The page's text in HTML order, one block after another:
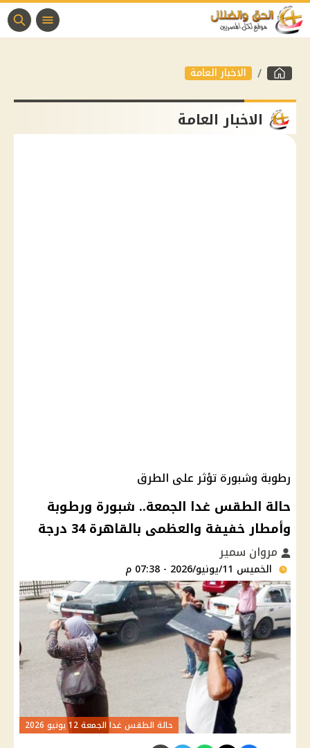
الاخبار العامة
الاخبار العامة
رطوبة وشبورة تؤثر على الطرق
حالة الطقس غدا الجمعة.. شبورة ورطوبة
وأمطار خفيفة والعظمى بالقاهرة 34 درجة
مروان سمير
الخميس 11/يونيو/2026 - 07:38 م
حالة الطقس غدا الجمعة 12 يونيو 2026